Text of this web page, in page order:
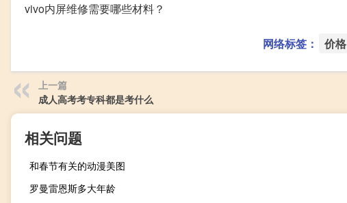
vivo内屏维修需要哪些材料？
网络标签： 价格
上一篇
成人高考考专科都是考什么
相关问题
和春节有关的动漫美图
罗曼雷恩斯多大年龄